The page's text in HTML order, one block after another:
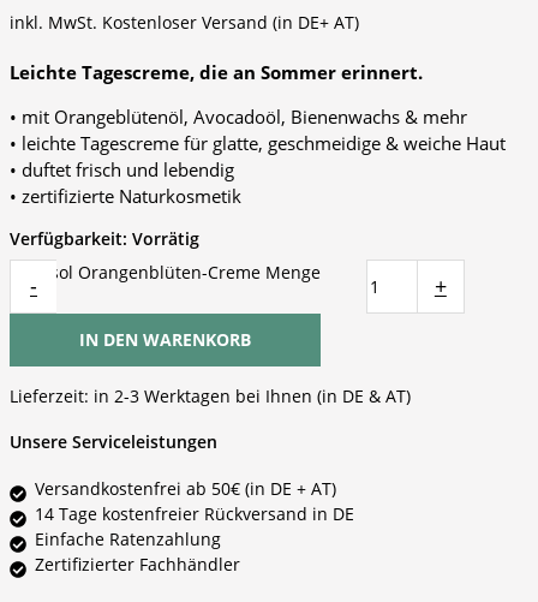
inkl. MwSt. Kostenloser Versand (in DE+ AT)
Leichte Tagescreme, die an Sommer erinnert.
• mit Orangeblütenöl, Avocadoöl, Bienenwachs & mehr
• leichte Tagescreme für glatte, geschmeidige & weiche Haut
• duftet frisch und lebendig
• zertifizierte Naturkosmetik
Verfügbarkeit: Vorrätig
-
Lunasol Orangenblüten-Creme Menge +
IN DEN WARENKORB
Lieferzeit: in 2-3 Werktagen bei Ihnen (in DE & AT)
Unsere Serviceleistungen
Versandkostenfrei ab 50€ (in DE + AT)
14 Tage kostenfreier Rückversand in DE
Einfache Ratenzahlung
Zertifizierter Fachhändler